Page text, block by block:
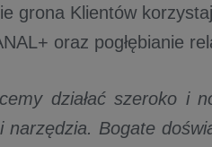
grona Klientów
oraz pogłębianie
działać szeroko i
narzędzia. Bogate